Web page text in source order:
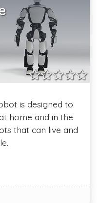
is designed to
home and in the
that can live and